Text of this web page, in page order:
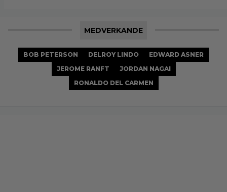
MEDVERKANDE
BOB PETERSON DELROY LINDO
EDWARD ASNER
JEROME RANFT
JORDAN NAGAI
RONALDO DEL CARMEN